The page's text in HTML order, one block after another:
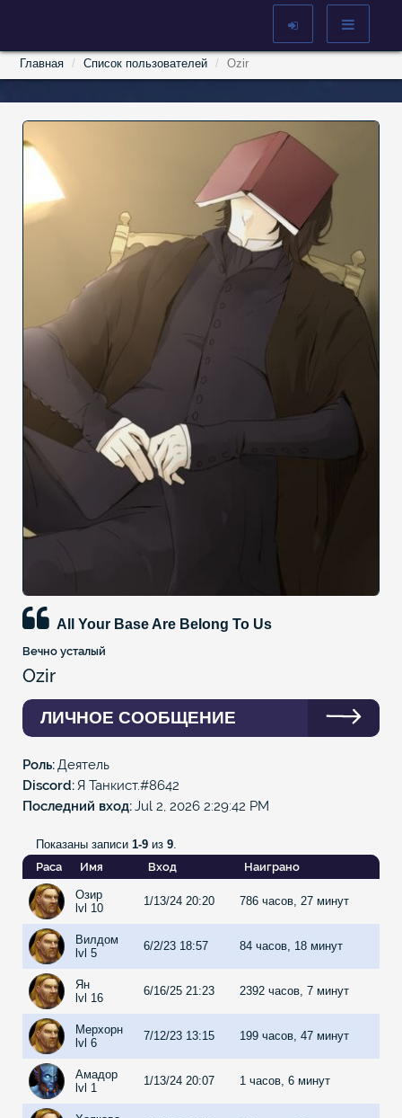
Главная Список пользователей Ozir
All Your Base Are Belong To Us
Вечно усталый
Ozir
ЛИЧНОЕ СООБЩЕНИЕ
Роль Деятель
Discord Я Танкист.#8642
Последний вход Jul 2, 2026 2:29:42 PM
Показаны записи 1-9 из 9.
Раса
Имя Вход Наиграно
Озир
lvl 10
1/13/24 20:20 786 часов, 27 минут
Вилдом
lvl 5
6/2/23 18:57 84 часов, 18 минут
Ян
lvl 16
6/16/25 21:23 2392 часов, 7 минут
Мерхорн
lvl 6
7/12/23 13:15 199 часов, 47 минут
Амадор
lvl 1
1/13/24 20:07 1 часов, 6 минут